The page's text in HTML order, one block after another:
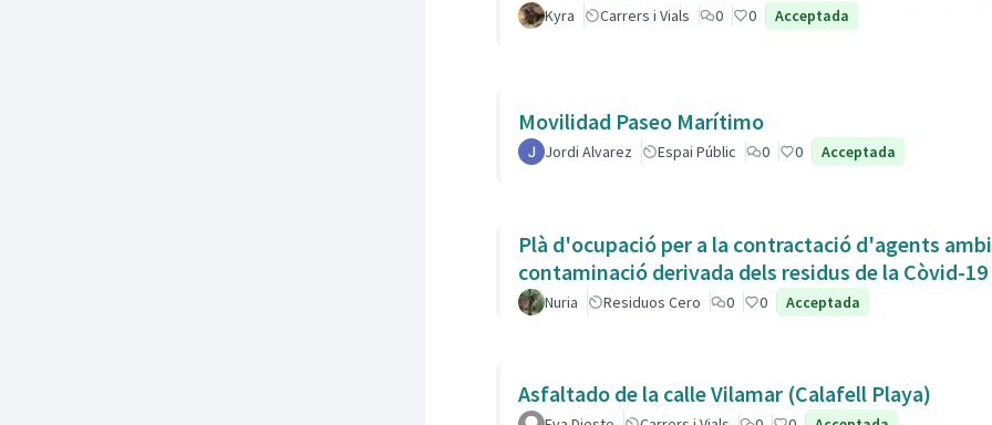
Kyra Carrers i Vials 0 0 Acceptada
Movilidad Paseo Marítimo
Jordi Alvarez Espai Públic 0 0 Acceptada
Plà d'ocupació per a la contractació d'agents
contaminació derivada dels residus de la Còvid-19
Nuria Residuos Cero 0 0 Acceptada
Asfaltado de la calle Vilamar (Calafell Playa)